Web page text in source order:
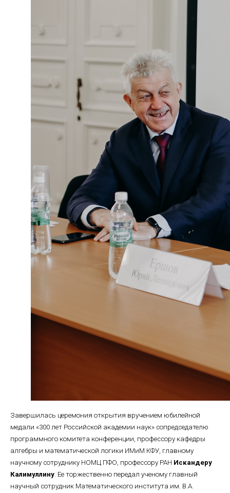
Завершилась церемония открытия вручением юбилейной
медали «300 лет Российской академии наук» сопредседателю
программного комитета конференции, профессору кафедры
алгебры и математической логики ИМиМ КФУ, главному
научному сотруднику НОМЦ ПФО, профессору РАН Искандеру
Калимуллину . Ее торжественно передал ученому главный
научный сотрудник Математического института им. В.А.